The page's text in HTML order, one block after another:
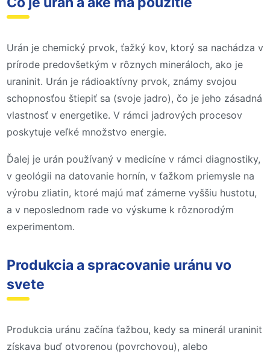
Urán je chemický prvok, ťažký kov, ktorý sa nachádza v
prírode predovšetkým v rôznych mineráloch, ako je
uraninit. Urán je rádioaktívny prvok, známy svojou
schopnosťou štiepiť sa (svoje jadro), čo je jeho zásadná
vlastnosť v energetike. V rámci jadrových procesov
poskytuje veľké množstvo energie.
Ďalej je urán používaný v medicíne v rámci diagnostiky,
v geológii na datovanie hornín, v ťažkom priemysle na
výrobu zliatin, ktoré majú mať zámerne vyššiu hustotu,
a v neposlednom rade vo výskume k rôznorodým
experimentom.
Produkcia a spracovanie uránu vo
svete
Produkcia uránu začína ťažbou, kedy sa minerál uraninit
získava buď otvorenou (povrchovou), alebo